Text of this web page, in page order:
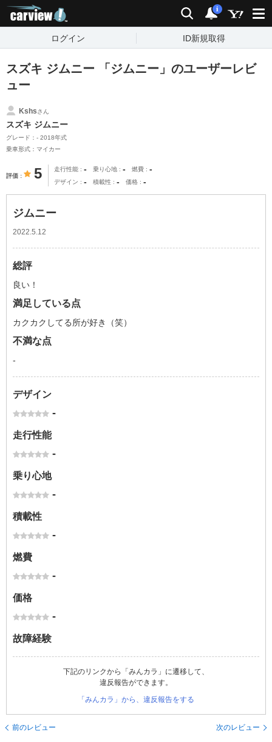
検索 通知
i
ログイン ID新規取得
スズキ ジムニー 「ジムニー」のユーザーレビ
ュー
Kshsさん
スズキ ジムニー
グレード：- 2018年式
乗車形式：マイカー
評価 5 走行性能 - 乗り心地 - 燃費 -
デザイン - 積載性 - 価格 -
ジムニー
2022.5.12
総評
良い！
満足している点
カクカクしてる所が好き（笑）
不満な点
-
デザイン
-
走行性能
-
乗り心地
-
積載性
-
燃費
-
価格
-
故障経験
下記のリンクから「みんカラ」に遷移して、
違反報告ができます。
「みんカラ」から、違反報告をする
前のレビュー 次のレビュー